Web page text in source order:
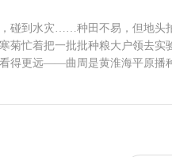
到水灾……种田不易，但地头拍
忙着把一批批种粮大户领去实
更远——曲周是黄淮海平原播种